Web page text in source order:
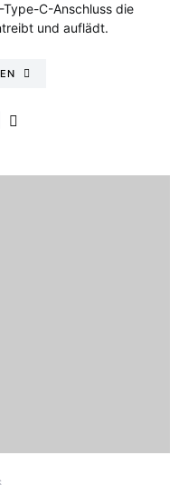
Type-C-Anschluss die
und auflädt.